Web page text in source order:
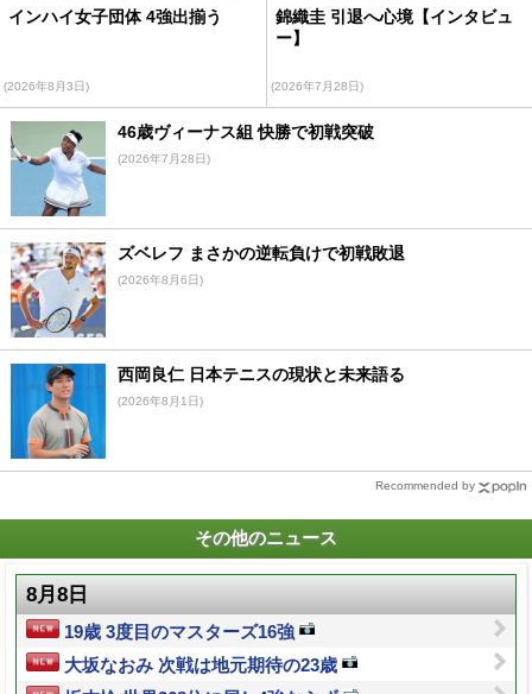
インハイ女子団体 4強出揃う
(2026年8月3日)
錦織圭 引退へ心境【インタビュ
ー】
(2026年7月28日)
46歳ヴィーナス組 快勝で初戦突破
(2026年7月28日)
ズベレフ まさかの逆転負けで初戦敗退
(2026年8月6日)
西岡良仁 日本テニスの現状と未来語る
(2026年8月1日)
Recommended by
その他のニュース
8月8日
19歳 3度目のマスターズ16強
大坂なおみ 次戦は地元期待の23歳